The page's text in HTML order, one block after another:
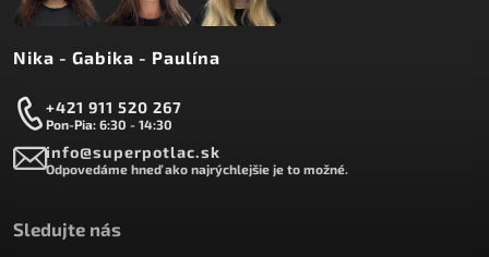
Nika - Gabika - Paulína
+421 911 520 267
Pon-Pia: 6:30 - 14:30
info@superpotlac.sk
Odpovedáme hneď ako najrýchlejšie je to možné.
Sledujte nás